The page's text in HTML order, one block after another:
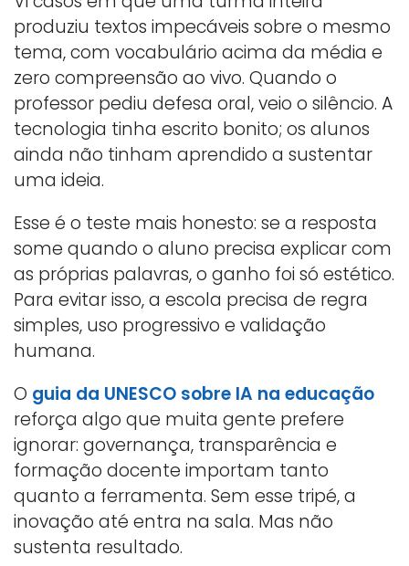
produziu textos impecáveis sobre o mesmo
tema, com vocabulário acima da média e
zero compreensão ao vivo. Quando o
professor pediu defesa oral, veio o silêncio. A
tecnologia tinha escrito bonito; os alunos
ainda não tinham aprendido a sustentar
uma ideia.
Esse é o teste mais honesto: se a resposta
some quando o aluno precisa explicar com
as próprias palavras, o ganho foi só estético.
Para evitar isso, a escola precisa de regra
simples, uso progressivo e validação
humana.
O guia da UNESCO sobre IA na educação
reforça algo que muita gente prefere
ignorar: governança, transparência e
formação docente importam tanto
quanto a ferramenta. Sem esse tripé, a
inovação até entra na sala. Mas não
sustenta resultado.